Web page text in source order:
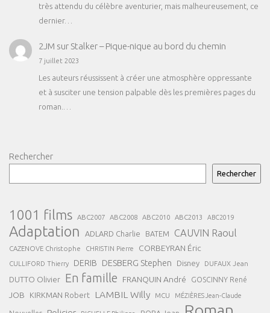
très attendu du célèbre aventurier, mais malheureusement, ce
dernier…
2JM sur Stalker – Pique-nique au bord du chemin
7 juillet 2023
Les auteurs réussissent à créer une atmosphère oppressante
et à susciter une tension palpable dès les premières pages du
roman.…
Rechercher
Rechercher
1001 films ABC2007 ABC2008 ABC2010 ABC2013 ABC2019
Adaptation ADLARD Charlie BATEM CAUVIN Raoul
CAZENOVE Christophe CHRISTIN Pierre CORBEYRAN Éric
CULLIFORD Thierry DERIB DESBERG Stephen Disney DUFAUX Jean
DUTTO Olivier En famille FRANQUIN André GOSCINNY René
JOB KIRKMAN Robert LAMBIL Willy MCU MÉZIÈRES Jean-Claude